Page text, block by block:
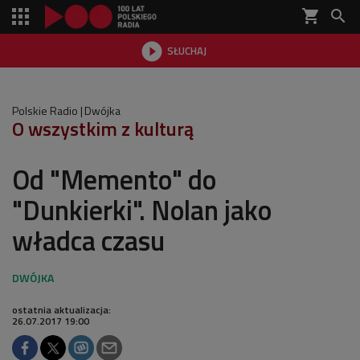
shopping_cart 
 SŁUCHAJ

Polskie Radio Dwójka
O wszystkim z kulturą
Od "Memento" do
"Dunkierki". Nolan jako
władca czasu
ostatnia aktualizacja:
26.07.2017 19:00